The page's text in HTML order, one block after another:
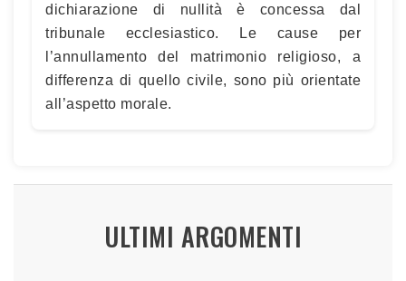
dichiarazione di nullità è concessa dal
tribunale ecclesiastico. Le cause per
l’annullamento del matrimonio religioso, a
differenza di quello civile, sono più orientate
all’aspetto morale.
ULTIMI ARGOMENTI